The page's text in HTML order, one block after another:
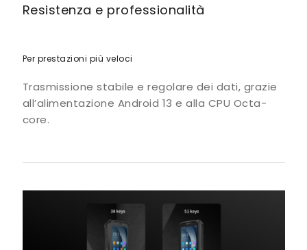
Resistenza e professionalità
Per prestazioni più veloci
Trasmissione stabile e regolare dei dati, grazie
all’alimentazione Android 13 e alla CPU Octa-
core.